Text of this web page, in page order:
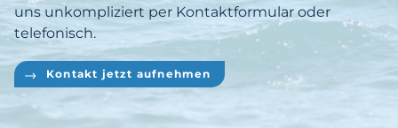
uns unkompliziert per Kontaktformular oder
telefonisch.
Kontakt jetzt aufnehmen